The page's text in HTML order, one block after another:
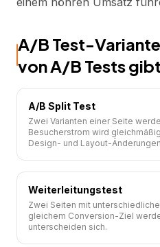
A/B Test-
von A/B Tests
A/B Split Test
Zwei Varianten einer Seite
Besucherstrom wird
Design- und Layout-
Weiterleitungstest
Zwei Seiten mit
gleichem Conversion-Ziel
unterscheiden sich.